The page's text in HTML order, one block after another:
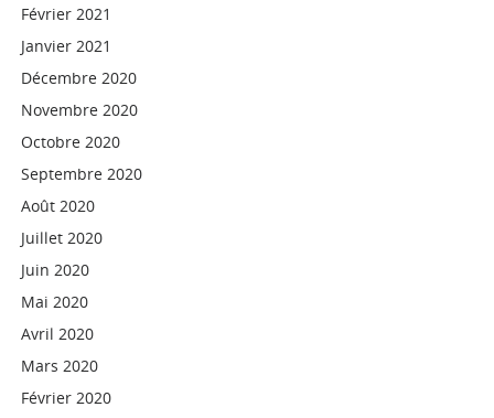
Février 2021
Janvier 2021
Décembre 2020
Novembre 2020
Octobre 2020
Septembre 2020
Août 2020
Juillet 2020
Juin 2020
Mai 2020
Avril 2020
Mars 2020
Février 2020